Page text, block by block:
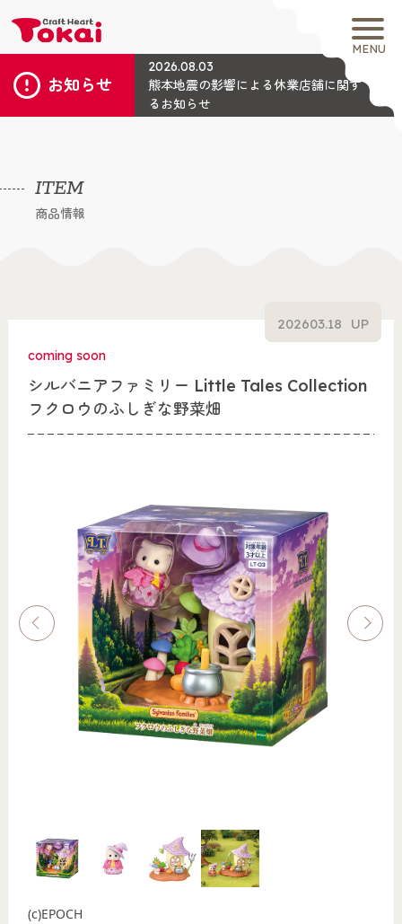
MENU
お知らせ
2026.08.03
熊本地震の影響による休業店舗に関す
るお知らせ
ITEM
商品情報
coming soon
シルバニアファミリー Little Tales Collection
フクロウのふしぎな野菜畑
202603.18 UP
(c)EPOCH